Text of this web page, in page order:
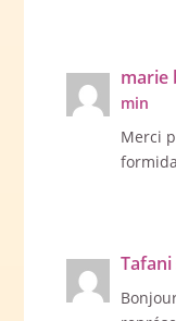
marie
min
Merci
Tafani